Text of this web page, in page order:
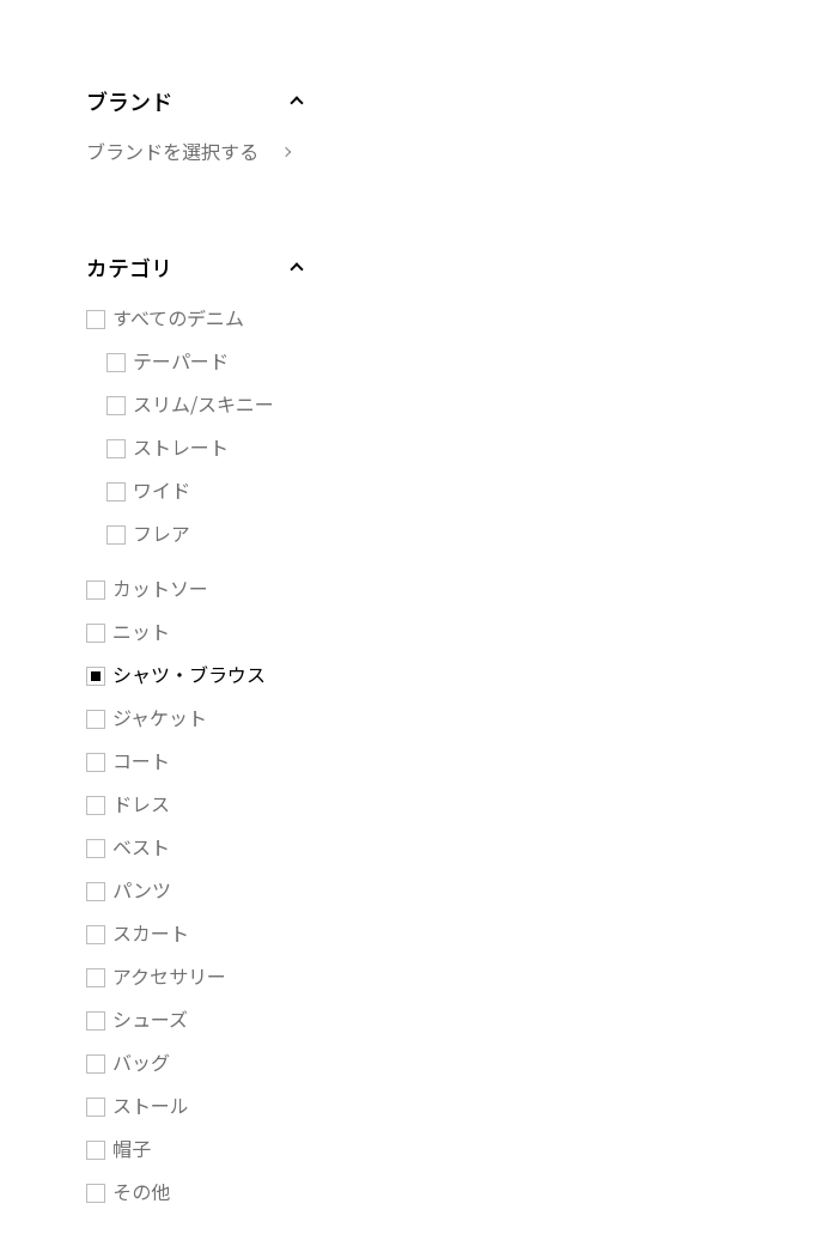
ブランド
ブランドを選択する
カテゴリ
すべてのデニム
テーパード
スリム/スキニー
ストレート
ワイド
フレア
カットソー
ニット
シャツ・ブラウス
ジャケット
コート
ドレス
ベスト
パンツ
スカート
アクセサリー
シューズ
バッグ
ストール
帽子
その他